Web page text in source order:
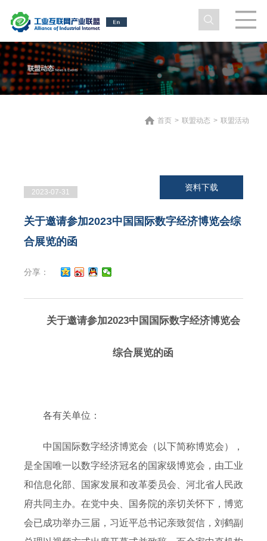
首页 > 联盟动态 > 联盟活动
2023-07-31
资料下载
关于邀请参加2023中国国际数字经济博览会综
合展览的函
分享：
关于邀请参加2023中国国际数字经济博览会
综合展览的函
各有关单位：
中国国际数字经济博览会（以下简称博览会），
是全国唯一以数字经济冠名的国家级博览会，由工业
和信息化部、国家发展和改革委员会、河北省人民政
府共同主办。在党中央、国务院的亲切关怀下，博览
会已成功举办三届，习近平总书记亲致贺信，刘鹤副